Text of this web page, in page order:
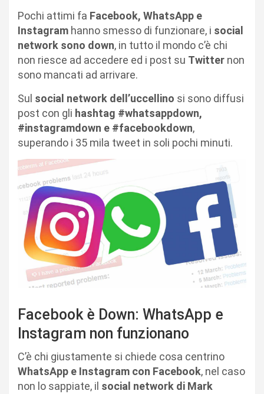
Pochi attimi fa Facebook, WhatsApp e
Instagram hanno smesso di funzionare, i social
network sono down, in tutto il mondo c’è chi
non riesce ad accedere ed i post su Twitter non
sono mancati ad arrivare.
Sul social network dell’uccellino si sono diffusi
post con gli hashtag #whatsappdown,
#instagramdown e #facebookdown,
superando i 35 mila tweet in soli pochi minuti.
Facebook è Down: WhatsApp e
Instagram non funzionano
C’è chi giustamente si chiede cosa centrino
WhatsApp e Instagram con Facebook, nel caso
non lo sappiate, il social network di Mark